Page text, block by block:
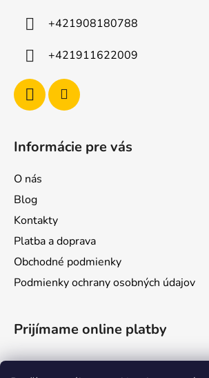
+421908180788
+421911622009
Informácie pre vás
O nás
Blog
Kontakty
Platba a doprava
Obchodné podmienky
Podmienky ochrany osobných údajov
Prijímame online platby